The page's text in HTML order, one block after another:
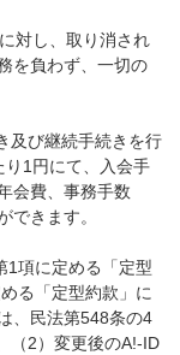
対し、取り消され
を負わず、一切の
及び継続手続きを行
り1円にて、入会手
会費、事務手数
できます。
1項に定める「定型
る「定型約款」に
、民法第548条の4
（2）変更後のA!-ID